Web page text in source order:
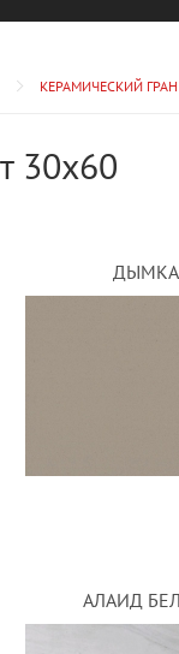
КЕРАМИЧЕСКИЙ
30х60
ДЫМКА
АЛАИД